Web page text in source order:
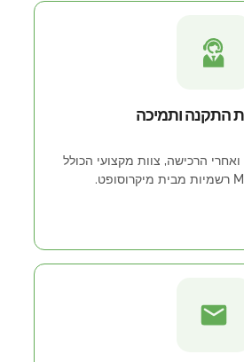
התקנה ותמיכה
הרכישה, צוות מקצועי הכולל